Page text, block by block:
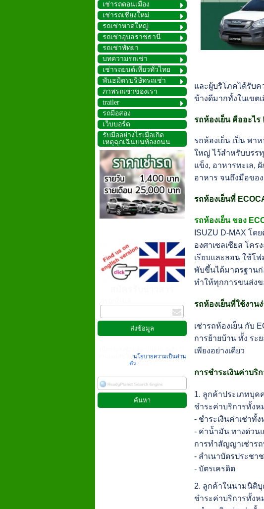
เช่ารถดอนเมือง
เช่ารถเชียงใหม่
รถเช่าหาดใหญ่
รถเช่าอุบลราชธานี
รถเช่าพัทยา
บทความรถเช่า
เช่ารถยนต์เที่ยวทั่วไทย
พันธมิตรบริษัทรถเช่า
ภาพรถเช่าของเรา
trailer
รถมือสอง
เว็บบอร์ด
รับมืออย่างไรเมื่อเกิด
เหตุฉุกเฉินบนท้องถนน
นโยบายความเป็นส่วน
ตัว
และผู้บริโภคได้รับ
ข้างดีมากทั้งในเขต
รถห้องเย็น คืออะไร
รถห้องเย็น เป็น พา
ใหญ่ ไว้สำหรับบรร
แข็ง, อาหารทะเล,
อาหาร จนถึงมือขอ
รถห้องเย็นที่
รถห้องเย็น ของ
ISUZU D-MAX โด
องศาเซลเซียส โค
เรียบและลอน ใช้โ
พับขึ้นได้มาตรฐาน
ทำให้ทุกการขนส่ง
รถห้องเย็นที่ใช้งานง่
เช่ารถห้องเย็น กับ
การย้ายบ้าน ทั้ง ระ
เพียงอย่างเดียว
การชำระเงินค่าบริ
1. ลูกค้าประเภทบุค
ชำระค่าบริการทั้งห
- ชำระเงินค่าเช่าทั้
- ค่าน้ำมัน ทางด่วน
การทำสัญญาเช่าร
- สำเนาบัตรประชา
- บัตรเครดิต
2. ลูกค้าในนามนิติ
ชำระค่าบริการทั้งห